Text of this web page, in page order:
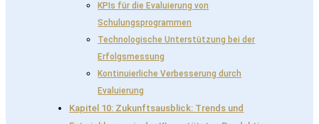
KPIs für die Evaluierung von
Schulungsprogrammen
Technologische Unterstützung bei der
Erfolgsmessung
Kontinuierliche Verbesserung durch
Evaluierung
Kapitel 10: Zukunftsausblick: Trends und